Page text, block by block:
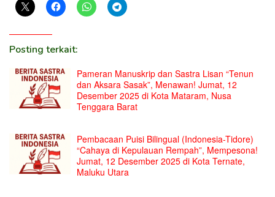
Posting terkait:
Pameran Manuskrip dan Sastra Lisan “Tenun
dan Aksara Sasak”, Menawan! Jumat, 12
Desember 2025 di Kota Mataram, Nusa
Tenggara Barat
Pembacaan Puisi Bilingual (Indonesia-Tidore)
“Cahaya di Kepulauan Rempah”, Mempesona!
Jumat, 12 Desember 2025 di Kota Ternate,
Maluku Utara